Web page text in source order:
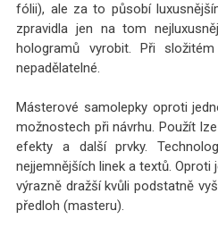
fólii), ale za to působí
zpravidla jen na tom
hologramů vyrobit. Při
nepadělatelné.
Másterové samolepky oproti
možnostech při návrhu. Použít
efekty a další prvky.
nejjemnějších linek a textů.
výrazně dražší kvůli podstatně
předloh (masteru).